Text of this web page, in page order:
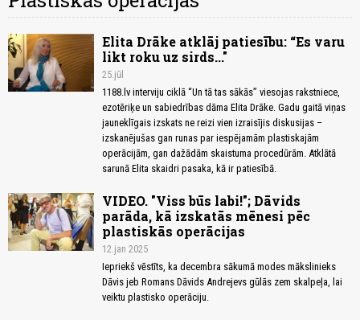
Elita Drāke atklāj patiesību: “Es varu
likt roku uz sirds..."
25.jūl
1188.lv interviju ciklā “Un tā tas sākās” viesojas rakstniece,
ezotēriķe un sabiedrības dāma Elita Drāke. Gadu gaitā viņas
jauneklīgais izskats ne reizi vien izraisījis diskusijas –
izskanējušas gan runas par iespējamām plastiskajām
operācijām, gan dažādām skaistuma procedūrām. Atklātā
sarunā Elita skaidri pasaka, kā ir patiesībā.
VIDEO. "Viss būs labi!"; Dāvids
parāda, kā izskatās mēnesi pēc
plastiskās operācijas
12.jan 2025
Iepriekš vēstīts, ka decembra sākumā modes mākslinieks
Dāvis jeb Romans Dāvids Andrejevs gūlās zem skalpeļa, lai
veiktu plastisko operāciju.